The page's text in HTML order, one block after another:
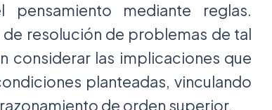
pensamiento mediante reglas.
resolución de problemas de tal
considerar las implicaciones que
planteadas, vinculando
de orden superior.